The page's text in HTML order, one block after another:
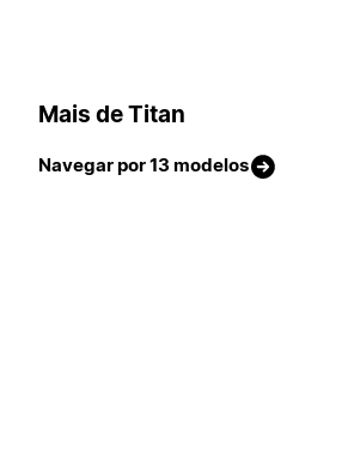
Mais de Titan
Navegar por 13 modelos